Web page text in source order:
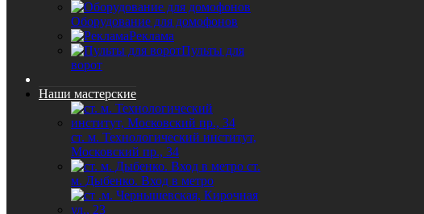
Оборудование для домофонов
Реклама
Пульты для
ворот
Наши мастерские
ст. м. Технологический институт,
Московский пр., 34
ст.
м. Дыбенко. Вход в метро